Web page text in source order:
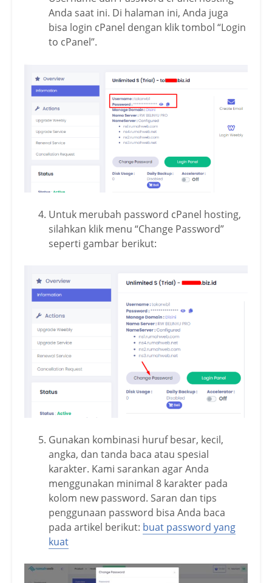
Anda saat ini. Di halaman ini, Anda juga
bisa login cPanel dengan klik tombol “Login
to cPanel”.
Untuk merubah password cPanel hosting,
silahkan klik menu “Change Password”
seperti gambar berikut:
Gunakan kombinasi huruf besar, kecil,
angka, dan tanda baca atau spesial
karakter. Kami sarankan agar Anda
menggunakan minimal 8 karakter pada
kolom new password. Saran dan tips
penggunaan password bisa Anda baca
pada artikel berikut: buat password yang
kuat